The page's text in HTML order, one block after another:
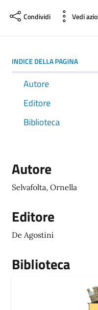
Condividi Vedi
INDICE DELLA PAGINA
Autore
Editore
Biblioteca
Autore
Selvafolta, Ornella
Editore
De Agostini
Biblioteca